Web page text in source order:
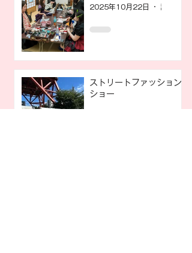
2025年10月22日
ストリートファッション
ショー